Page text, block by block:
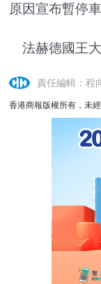
原因宣布暫停
法赫德國王大
責任編輯：程
香港商報版權所有，未